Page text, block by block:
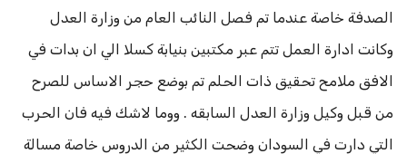
الصدفة خاصة عندما تم فصل النائب العام من وزارة العدل
وكانت ادارة العمل تتم عبر مكتبين بنيابة كسلا الي ان بدات في
الافق ملامح تحقيق ذات الحلم تم بوضع حجر الاساس للصرح
من قبل وكيل وزارة العدل السابقه . ووما لاشك فيه فان الحرب
التي دارت في السودان وضحت الكثير من الدروس خاصة مسالة